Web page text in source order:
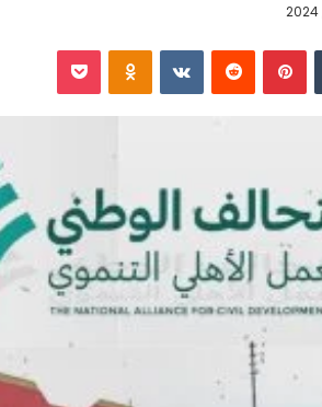
بينتيريست Odnoklassniki
بوكيت